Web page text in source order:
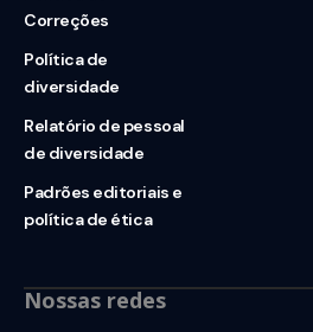
Correções
Política de
diversidade
Relatório de pessoal
de diversidade
Padrões editoriais e
política de ética
Nossas redes